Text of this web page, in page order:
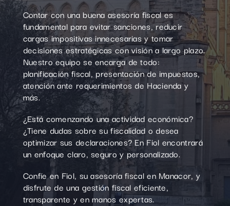
Contar con una buena asesoría fiscal es
fundamental para evitar sanciones, reducir
cargas impositivas innecesarias y tomar
decisiones estratégicas con visión a largo plazo.
Nuestro equipo se encarga de todo:
planificación fiscal, presentación de impuestos,
atención ante requerimientos de Hacienda y
más.
¿Está comenzando una actividad económica?
¿Tiene dudas sobre su fiscalidad o desea
optimizar sus declaraciones? En Fiol encontrará
un enfoque claro, seguro y personalizado.
Confíe en Fiol, su asesoría fiscal en Manacor, y
disfrute de una gestión fiscal eficiente,
transparente y en manos expertas.